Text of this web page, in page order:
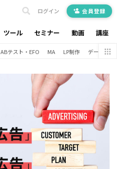
ツール セミナー 動画 講座
ログイン 会員登録
ABテスト・EFO MA LP制作 データ分析